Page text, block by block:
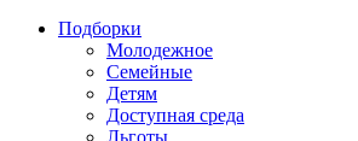
Подборки
Молодежное
Семейные
Детям
Доступная среда
Льготы